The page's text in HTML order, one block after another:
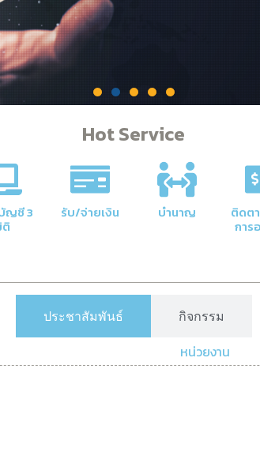
Hot Service
ญชี 3 รับ/จ่ายเงิน บำนาญ ติดต
การ
ประชาสัมพันธ์ กิจกรรม
หน่วยงาน